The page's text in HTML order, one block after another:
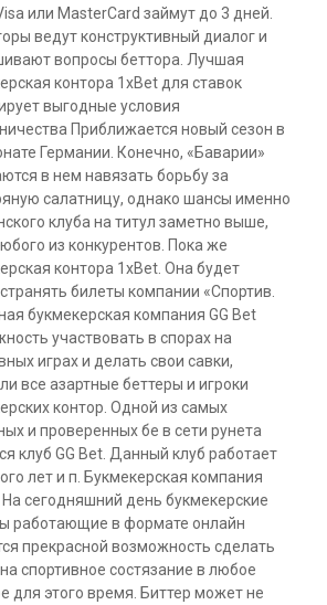
или MasterCard займут до 3 дней.
ведут конструктивный диалог и
вопросы беттора. Лучшая
контора 1xBet для ставок
выгодные условия
Приближается новый сезон в
Германии. Конечно, «Баварии»
в нем навязать борьбу за
салатницу, однако шансы именно
клуба на титул заметно выше,
из конкурентов. Пока же
контора 1xBet. Она будет
билеты компании «Спортив.
букмекерская компания GG Bet
участвовать в спорах на
играх и делать свои савки,
все азартные беттеры и игроки
контор. Одной из самых
и проверенных бе в сети рунета
клуб GG Bet. Данный клуб работает
лет и п. Букмекерская компания
На сегодняшний день букмекерские
работающие в формате онлайн
прекрасной возможность сделать
спортивное состязание в любое
для этого время. Биттер может не